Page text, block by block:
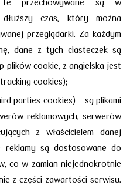
czas, który można
przeglądarki. Za każdym
dane z tych ciasteczek są
plików cookie, z angielska jest
cookies);
parties cookies) - są plikami
reklamowych, serwerów
z właścicielem danej
reklamy są dostosowane do
co w zamian niejednokrotnie
z części zawartości serwisu.